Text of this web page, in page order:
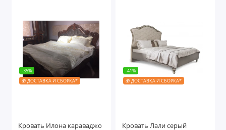
-35%
🎁 ДОСТАВКА И СБОРКА*
Кровать Илона караваджо
-41%
🎁 ДОСТАВКА И СБОРКА*
Кровать Лали серый